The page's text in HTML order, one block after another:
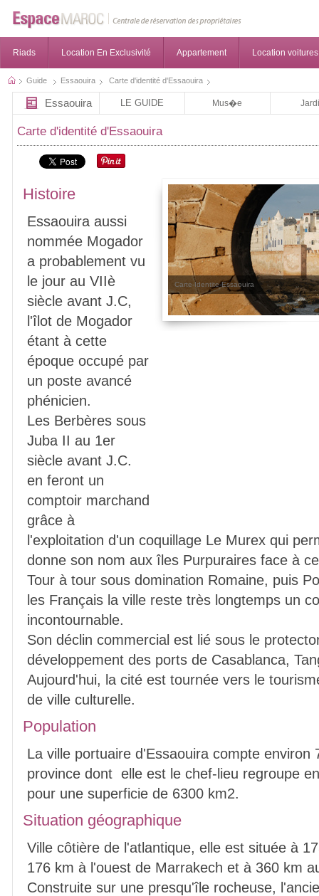
Riads Location En Exclusivité Appartement Location voitures
Guide Essaouira Carte d'identité d'Essaouira
Essaouira LE GUIDE Mus�e
Carte d'identité d'Essaouira
Carte-Identite-Essaouira
Histoire
Essaouira aussi
nommée Mogador
a probablement vu
le jour au VIIè
siècle avant J.C,
l'îlot de Mogador
étant à cette
époque occupé par
un poste avancé
phénicien.
Les Berbères sous
Juba II au 1er
siècle avant J.C.
en feront un
comptoir marchand
grâce à
l'exploitation d'un coquillage Le Murex qui
donne son nom aux îles Purpuraires face à
Tour à tour sous domination Romaine, puis
les Français la ville reste très longtemps un
incontournable.
Son déclin commercial est lié sous le
développement des ports de Casablanca,
Aujourd'hui, la cité est tournée vers le
de ville culturelle.
Population
La ville portuaire d'Essaouira compte environ
province dont elle est le chef-lieu regroupe
pour une superficie de 6300 km2.
Situation géographique
Ville côtière de l'atlantique, elle est située à
176 km à l'ouest de Marrakech et à 360 km
Construite sur une presqu'île rocheuse,